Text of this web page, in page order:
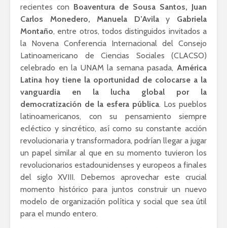
recientes con Boaventura de Sousa Santos, Juan
Carlos Monedero, Manuela D’Avilay Gabriela
Montaño, entre otros, todos distinguidos invitados a
la Novena Conferencia Internacional del Consejo
Latinoamericano de Ciencias Sociales (CLACSO)
celebrado en la UNAM la semana pasada, América
Latina hoy tiene la oportunidad de colocarse a la
vanguardia en la lucha global por la
democratización de la esfera pública. Los pueblos
latinoamericanos, con su pensamiento siempre
ecléctico y sincrético, así como su constante acción
revolucionaria y transformadora, podrían llegar a jugar
un papel similar al que en su momento tuvieron los
revolucionarios estadounidenses y europeos a finales
del siglo XVIII. Debemos aprovechar este crucial
momento histórico para juntos construir un nuevo
modelo de organización política y social que sea útil
para el mundo entero.